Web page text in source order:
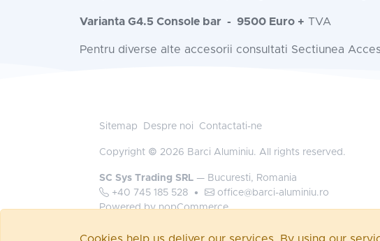
Varianta G4.5 Console bar - 9500 Euro + TVA
Pentru diverse alte accesorii consultati Sectiunea
Sitemap Despre noi Contactati-ne
Copyright © 2026 Barci Aluminiu. All rights reserved.
SC Sys Trading SRL — Bucuresti, Romania
+40 745 185 528 •
office@barci-aluminiu.ro
Powered bynopCommerce